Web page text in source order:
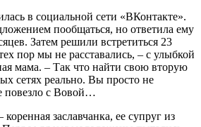
в социальной сети «ВКонтакте».
пообщаться, но ответила ему
Затем решили встретиться 23
пор мы не расставались, – с улыбкой
мама. – Так что найти свою вторую
сетях реально. Вы просто не
повезло с Вовой…
заславчанка, ее супруг из